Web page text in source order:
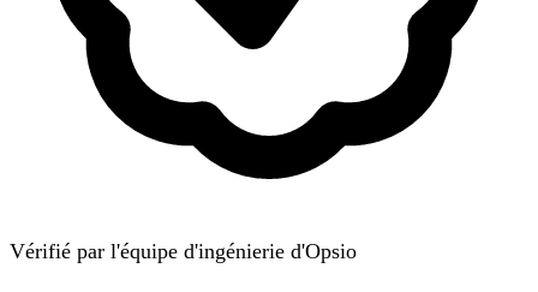
Vérifié par l'équipe d'ingénierie d'Opsio